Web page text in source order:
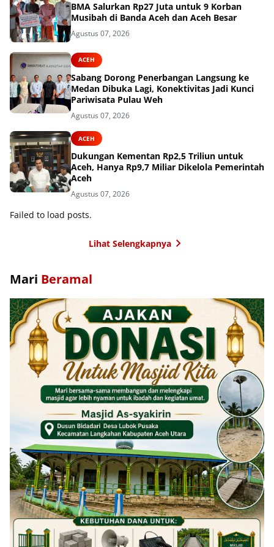
BMA Salurkan Rp27 Juta untuk 9 Korban
Musibah di Banda Aceh dan Aceh Besar
Agustus 07, 2026
ACEH
Sabang Dorong Penerbangan Langsung ke
Medan Dibuka Lagi, Konektivitas Jadi Kunci
Pariwisata Pulau Weh
Agustus 07, 2026
ACEH
Dukungan Kementan Rp2,5 Triliun untuk
Aceh, Hanya Rp9,7 Miliar Dikelola Pemerintah
Aceh
Agustus 07, 2026
Failed to load posts.
Lihat Selengkapnya
Mari Beramal